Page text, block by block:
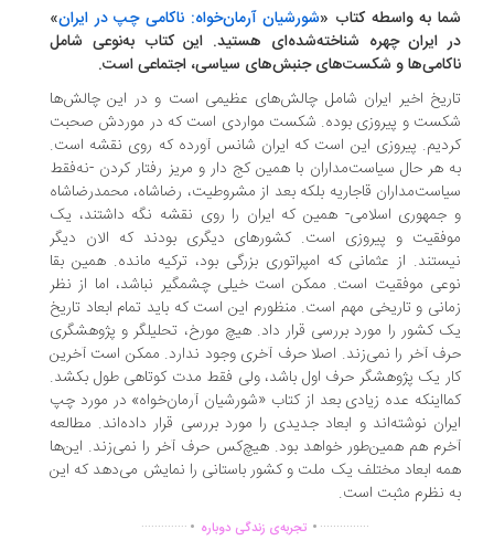
به‌ واسطه کتاب «شورشیان آرمان‌خواه: ناکامی چپ در ایران»
ایران چهره شناخته‌شده‌ای هستید. این کتاب به‌نوعی شامل
و شکست‌های جنبش‌های سیاسی، اجتماعی است.
اخیر ایران شامل چالش‌های عظیمی است و در این چالش‌ها
و پیروزی بوده. شکست مواردی است که در موردش صحبت
پیروزی این است که ایران شانس آورده که روی نقشه است.
هر حال سیاست‌مداران با همین کج‌ دار و مریز رفتار کردن -نه‌فقط
قاجاریه بلکه ‌بعد از مشروطیت، رضاشاه، محمدرضاشاه
اسلامی- همین که ایران را روی نقشه نگه داشتند، یک
و پیروزی است. کشورهای دیگری بودند که الان دیگر
از عثمانی که امپراتوری بزرگی بود، ترکیه مانده. همین بقا
موفقیت است. ممکن است خیلی چشمگیر نباشد، اما از نظر
و تاریخی مهم است. منظورم این است که باید تمام ابعاد تاریخ
کشور را مورد بررسی قرار داد. هیچ مورخ، تحلیلگر و پژوهشگری
آخر را نمی‌زند. اصلا حرف آخری وجود ندارد. ممکن است آخرین
یک پژوهشگر حرف اول باشد، ولی فقط مدت کوتاهی طول بکشد.
عده زیادی بعد از کتاب «شورشیان آرمان‌خواه» در مورد چپ
نوشته‌اند و ابعاد جدیدی را مورد بررسی قرار داده‌اند. مطالعه
هم همین‌طور خواهد بود. هیچ‌کس حرف آخر را نمی‌زند. این‌ها
ابعاد مختلف یک ملت و کشور باستانی را نمایش می‌دهد که این
نظرم مثبت است.
...............
. تجربه‌ی زندگی دوباره.
..............